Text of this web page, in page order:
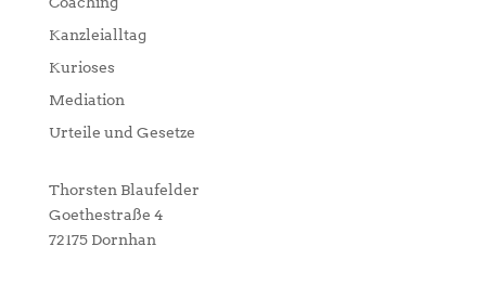
Kanzleialltag
Kurioses
Mediation
Urteile und Gesetze
Thorsten Blaufelder
Goethestraße 4
72175 Dornhan